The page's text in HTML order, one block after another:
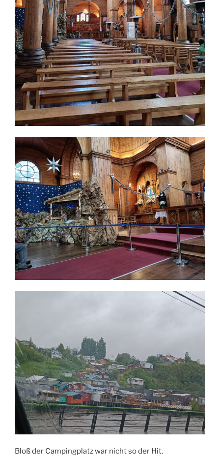
Bloß der Campingplatz war nicht so der Hit.